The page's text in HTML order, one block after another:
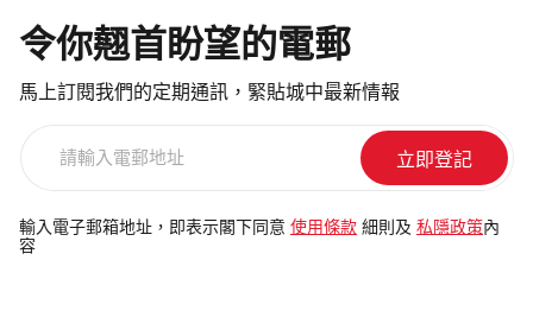
令你翹首盼望的電郵
馬上訂閱我們的定期通訊，緊貼城中最新情報
電
郵
輸入電子郵箱地址，即表示閣下同意 使用條款 細則及 私隱政策 內
容